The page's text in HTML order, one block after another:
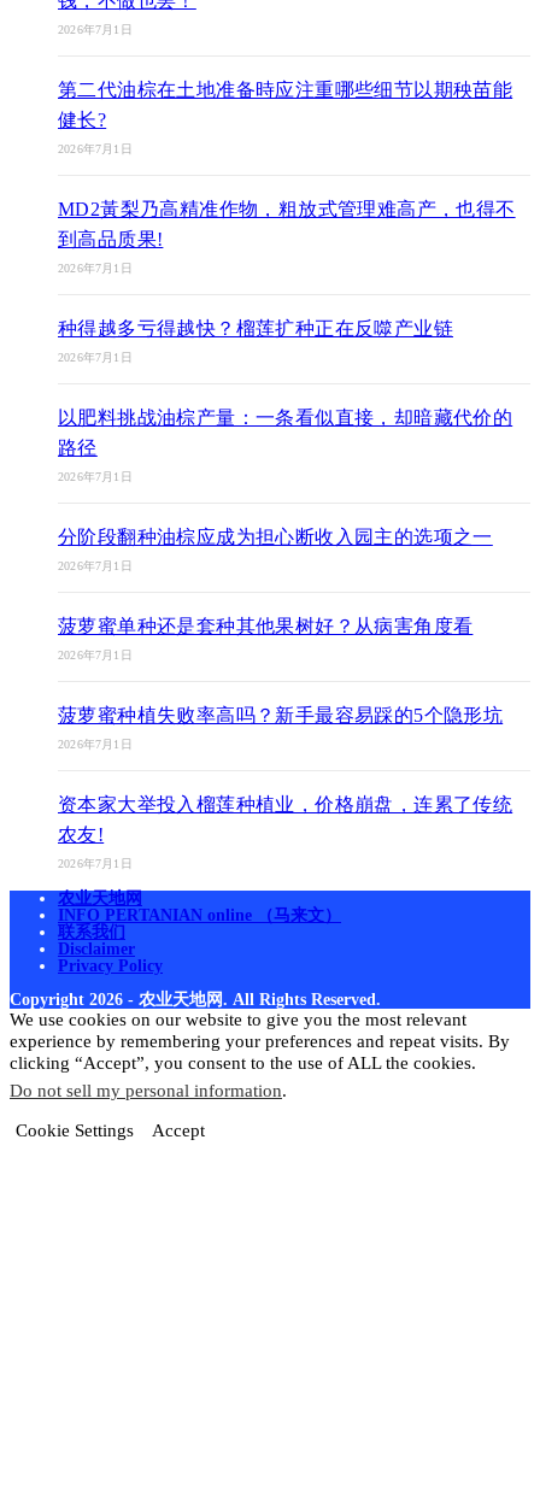
2026年7月1日
第二代油棕在土地准备時应注重哪些细节以期秧苗能
健长?
2026年7月1日
MD2黃梨乃高精准作物，粗放式管理难高产，也得不
到高品质果!
2026年7月1日
种得越多亏得越快？榴莲扩种正在反噬产业链
2026年7月1日
以肥料挑战油棕产量：一条看似直接，却暗藏代价的
路径
2026年7月1日
分阶段翻种油棕应成为担心断收入园主的选项之一
2026年7月1日
菠萝蜜单种还是套种其他果树好？从病害角度看
2026年7月1日
菠萝蜜种植失败率高吗？新手最容易踩的5个隐形坑
2026年7月1日
资本家大举投入榴莲种植业，价格崩盘，连累了传统
农友!
2026年7月1日
农业天地网
INFO PERTANIAN online （马来文）
联系我们
Disclaimer
Privacy Policy
Copyright 2026 - 农业天地网. All Rights Reserved.
We use cookies on our website to give you the most relevant
experience by remembering your preferences and repeat visits. By
clicking “Accept”, you consent to the use of ALL the cookies.
Do not sell my personal information.
Cookie Settings Accept